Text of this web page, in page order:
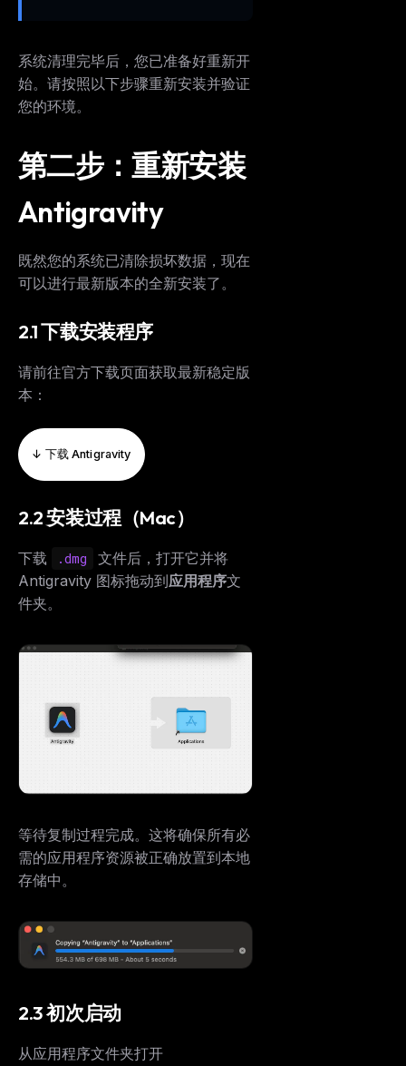
系统清理完毕后，您已准备好重新开
始。请按照以下步骤重新安装并验证
您的环境。
第二步：重新安装
Antigravity
既然您的系统已清除损坏数据，现在
可以进行最新版本的全新安装了。
2.1 下载安装程序
请前往官方下载页面获取最新稳定版
本：
↓ 下载 Antigravity
2.2 安装过程（Mac）
下载 .dmg
文件后，打开它并将
Antigravity 图标拖动到应用程序文
件夹。
等待复制过程完成。这将确保所有必
需的应用程序资源被正确放置到本地
存储中。
2.3 初次启动
从应用程序文件夹打开
MCP pick of the week
New agent skill drop
The weekly digest for
Curated MCP picks, agent skills, rules, and LLM
workflow updates — one email, no noise.
Get the weekly digest